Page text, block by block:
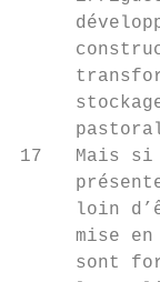
17   Mais si
loin
mise en
sont